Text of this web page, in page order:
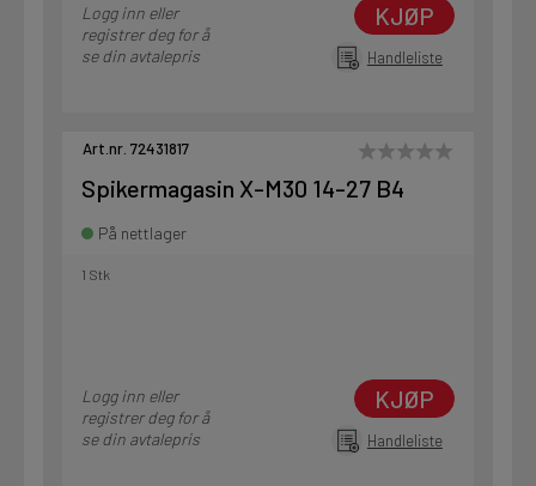
Logg inn eller
registrer deg for å
se din avtalepris
KJØP
Handleliste
Art.nr. 72431817
Spikermagasin X-M30 14-27 B4
På nettlager
1 Stk
Logg inn eller
registrer deg for å
se din avtalepris
KJØP
Handleliste